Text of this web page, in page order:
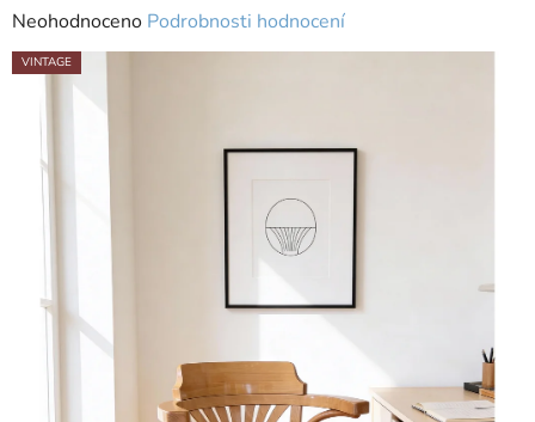
Průměrné
hodnocení
produktu
Neohodnoceno Podrobnosti hodnocení
VINTAGE